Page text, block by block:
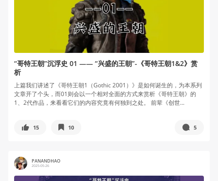
“哥特王朝”沉浮史 01 —— “兴盛的王朝”-《哥特王朝1&2》赏
析
上篇我们讲述了《哥特王朝1（Gothic 2001）》是如何诞生的，为本系列
文章开了个头，而01则会以一个相对全面的方式来赏析《哥特王朝》的
1、2代作品，来看看它们的内容究竟有何独到之处。 前辈《创世...
15 10 5
PANANDHAO
2025-05-26